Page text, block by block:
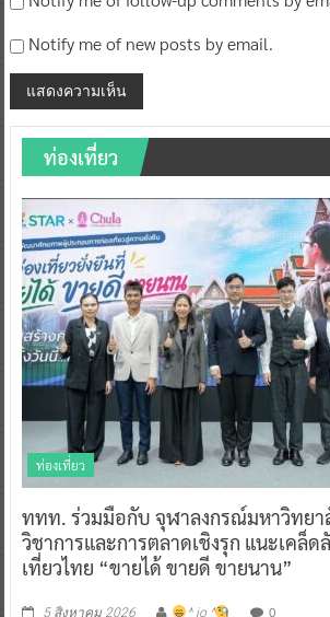
Notify me of new posts by email.
ท่องเที่ยว
ท่องเที่ยว
ททท. ร่วมมือกับ จุฬาลงกรณ์มหาวิทยา
วิชาการและการตลาดเชิงรุก แนะเคล็
เที่ยวไทย “ขายได้ ขายดี ขายนาน”
5 สิงหาคม 2026 ^ jo ^ 0